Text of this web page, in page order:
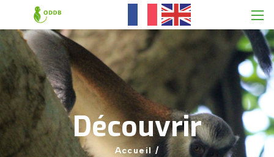
Découvrir
Accueil /